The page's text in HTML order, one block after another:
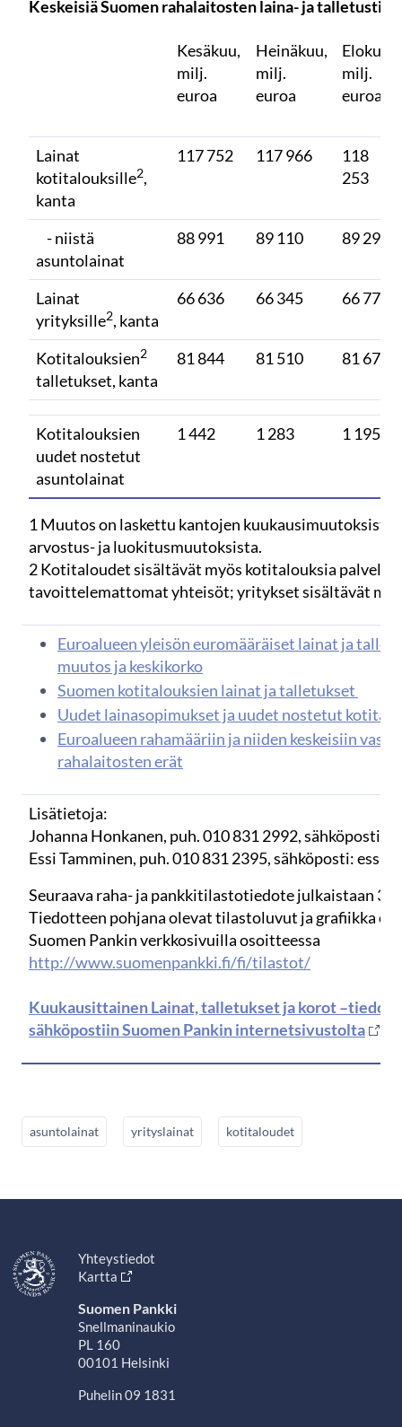
Keskeisiä Suomen rahalaitosten laina- ja
Kesäkuu,
milj.
euroa
Heinäkuu,
milj.
euroa
Elokuu,
milj.
euroa
Lainat
kotitalouksille2,
kanta
117 752 117 966
118
253
- niistä
asuntolainat
88 991 89 110 89 296
Lainat
yrityksille2, kanta
66 636 66 345 66 774
Kotitalouksien2
talletukset, kanta
81 844 81 510 81 678
Kotitalouksien
uudet nostetut
asuntolainat
1 442 1 283 1 195
1 Muutos on laskettu kantojen
arvostus- ja luokitusmuutoksista.
2 Kotitaloudet sisältävät myös kotitalouksia
tavoittelemattomat yhteisöt; yritykset sisältävät
Euroalueen yleisön euromääräiset lainat ja
muutos ja keskikorko
Suomen kotitalouksien lainat ja talletukset
Uudet lainasopimukset ja uudet nostetut
Euroalueen rahamääriin ja niiden keskeisiin
rahalaitosten erät
Lisätietoja:
Johanna Honkanen, puh. 010 831 2992, sähköposti:
Essi Tamminen, puh. 010 831 2395, sähköposti:
Seuraava raha- ja pankkitilastotiedote julkaistaan
Tiedotteen pohjana olevat tilastoluvut ja grafiikka
Suomen Pankin verkkosivuilla osoitteessa
http://www.suomenpankki.fi/fi/tilastot/
Kuukausittainen Lainat, talletukset ja korot
sähköpostiin Suomen Pankin internetsivustolta
asuntolainat yrityslainat kotitaloudet
Yhteystiedot
Kartta
Suomen Pankki
Snellmaninaukio
PL 160
00101 Helsinki
Puhelin 09 1831